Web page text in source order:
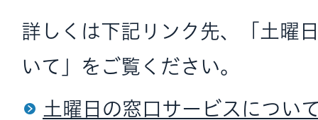
詳しくは下記リンク先、「土曜
いて」をご覧ください。
土曜日の窓口サービスについ